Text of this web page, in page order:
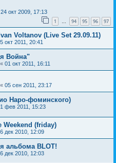
24 окт 2009, 17:13
1 … 94 95 96 97
Voltanov (Live Set 29.09.11)
окт 2011, 20:41
Война"
« 01 окт 2011, 16:11
« 05 сен 2011, 23:17
Наро-фоминского)
фев 2011, 15:23
Weekend (friday)
дек 2010, 12:09
альбома BLOT!
дек 2010, 12:03